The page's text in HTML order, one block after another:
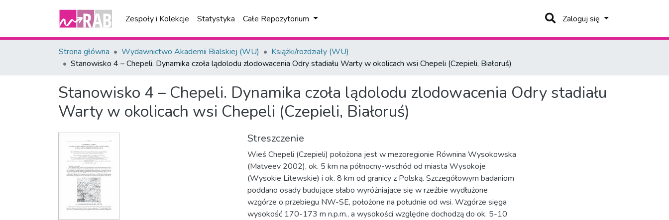
Zespoły i Kolekcje Statystyka Całe Repozytorium Zaloguj się
Strona główna Wydawnictwo Akademii Bialskiej (WU)
Książki/rozdziały (WU)
Stanowisko 4 – Chepeli. Dynamika czoła lądolodu zlodowacenia Odry stadiału Warty w okolicach wsi Chepeli (Czepieli, Białoruś)
Stanowisko 4 – Chepeli. Dynamika czoła lądolodu zlodowacenia Odry stadiału
Warty w okolicach wsi Chepeli (Czepieli, Białoruś)
Streszczenie
Wieś Chepeli (Czepieli) położona jest w mezoregionie Równina Wysokowska
(Matveev 2002), ok. 5 km na północny-wschód od miasta Wysokoje
(Wysokie Litewskie) i ok. 8 km od granicy z Polską. Szczegółowym badaniom
poddano osady budujące słabo wyróżniające się w rzeźbie wydłużone
wzgórze o przebiegu NW-SE, położone na południe od wsi. Wzgórze sięga
wysokość 170-173 m n.p.m., a wysokości względne dochodzą do ok. 5-10